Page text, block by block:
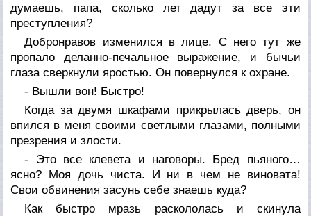
думаешь, папа, сколько лет дадут за все эти
преступления?
Добронравов изменился в лице. С него тут же
пропало деланно-печальное выражение, и бычьи
глаза сверкнули яростью. Он повернулся к охране.
- Вышли вон! Быстро!
Когда за двумя шкафами прикрылась дверь, он
впился в меня своими светлыми глазами, полными
презрения и злости.
- Это все клевета и наговоры. Бред пьяного…
ясно? Моя дочь чиста. И ни в чем не виновата!
Свои обвинения засунь себе знаешь куда?
Как быстро мразь раскололась и скинула